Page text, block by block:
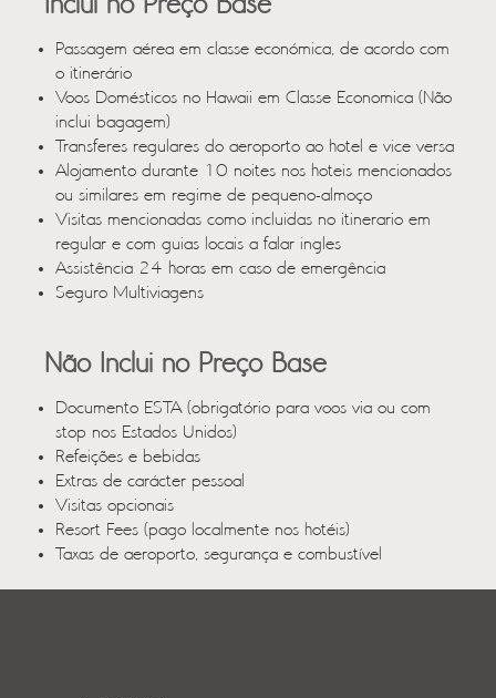
Passagem aérea em classe económica, de acordo com
o itinerário
Voos Domésticos no Hawaii em Classe Economica (Não
inclui bagagem)
Transferes regulares do aeroporto ao hotel e vice versa
Alojamento durante 10 noites nos hoteis mencionados
ou similares em regime de pequeno-almoço
Visitas mencionadas como incluidas no itinerario em
regular e com guias locais a falar ingles
Assistência 24 horas em caso de emergência
Seguro Multiviagens
Não Inclui no Preço Base
Documento ESTA (obrigatório para voos via ou com
stop nos Estados Unidos)
Refeições e bebidas
Extras de carácter pessoal
Visitas opcionais
Resort Fees (pago localmente nos hotéis)
Taxas de aeroporto, segurança e combustível